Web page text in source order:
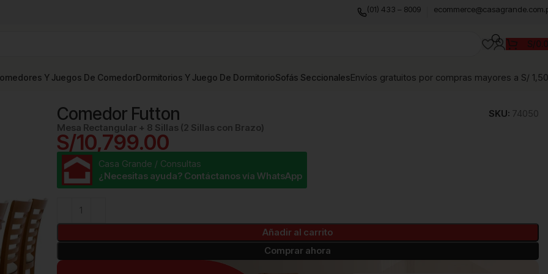
(01) 433 – 8009
S/
Y Juegos De ComedorDormitorios Y Juego De DormitorioSofás SeccionalesEnvíos gratuitos por compras mayores a S/
Comedor Futton SKU: 74050
Mesa Rectangular + 8 Sillas (2 Sillas con Brazo)
S/10,799.00
Casa Grande / Consultas
¿Necesitas ayuda? Contáctanos vía WhatsApp
Añadir al carrito
Comprar ahora